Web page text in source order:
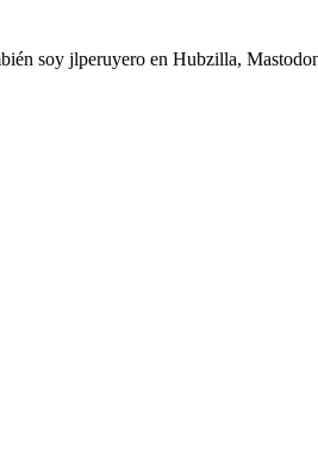
soy jlperuyero en Hubzilla,